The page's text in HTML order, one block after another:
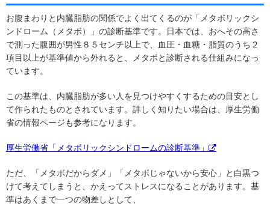
お腹まわりと内臓脂肪の関係でよく出てくるのが「メタボリックシ
ンドローム（メタボ）」の診断基準です。日本では、おへその高さ
で測った腹囲が男性８５センチ以上で、血圧・血糖・脂質のうち２
項目以上が基準値から外れると、メタボと診断される仕組みになっ
ています。
この基準は、内臓脂肪が多い人を見つけやすくするための目安とし
て作られたものとされています。詳しく知りたい場合は、厚生労働
省の情報ページも参考になります。
厚生労働省「メタボリックシンドロームの診断基準」
ただ、「メタボだからダメ」「メタボじゃないから安心」と白黒つ
けて考えてしまうと、かえってストレスになることがあります。基
準はあくまで一つの物差しとして、